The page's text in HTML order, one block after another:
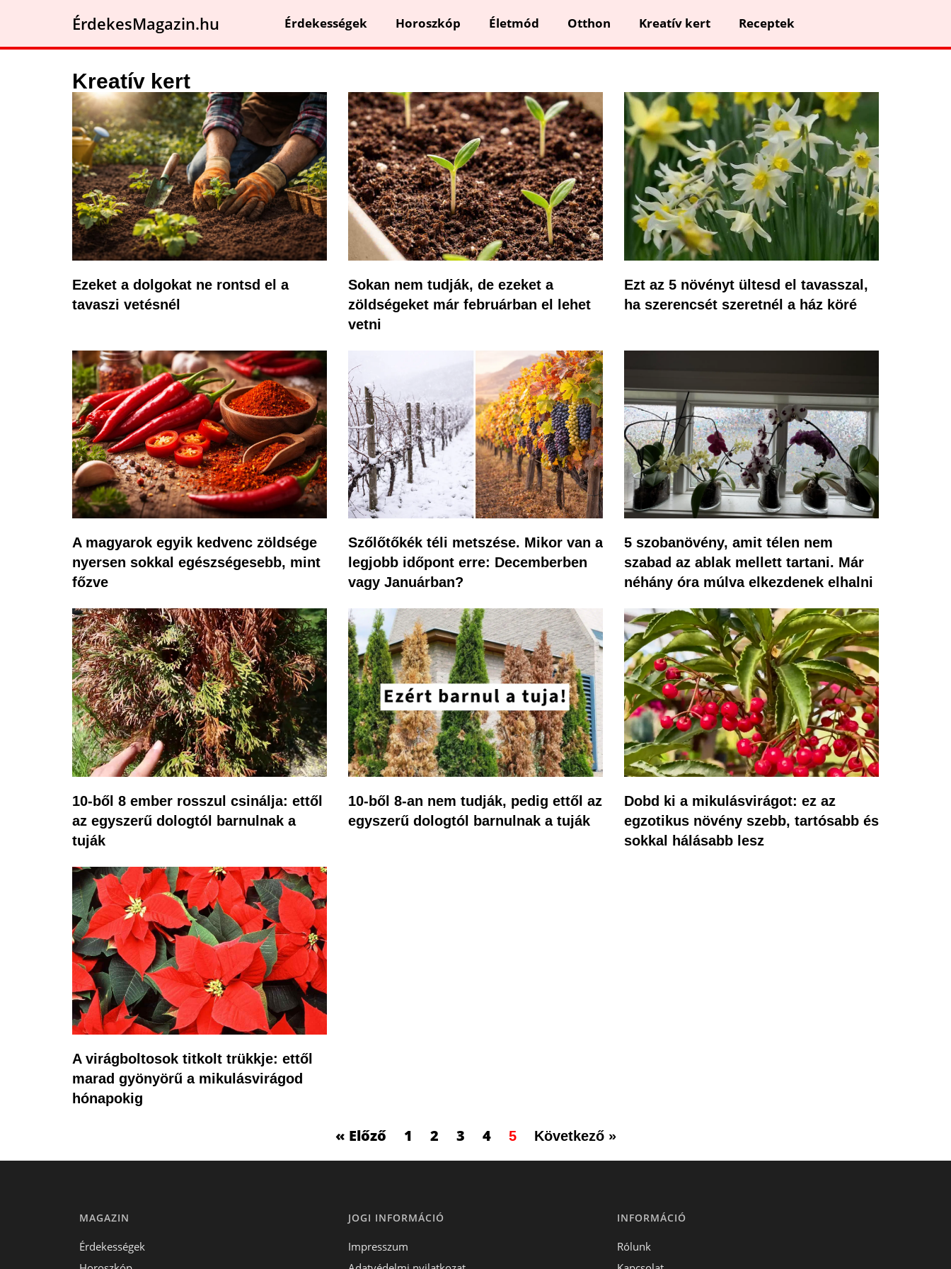
ÉrdekesMagazin.hu Érdekességek Horoszkóp Életmód Otthon Kreatív kert Receptek
Kreatív kert
Ezeket a dolgokat ne rontsd el a
tavaszi vetésnél
Sokan nem tudják, de ezeket a
zöldségeket már februárban el lehet
vetni
Ezt az 5 növényt ültesd el tavasszal,
ha szerencsét szeretnél a ház köré
A magyarok egyik kedvenc zöldsége
nyersen sokkal egészségesebb, mint
főzve
Szőlőtőkék téli metszése. Mikor van a
legjobb időpont erre: Decemberben
vagy Januárban?
5 szobanövény, amit télen nem
szabad az ablak mellett tartani. Már
néhány óra múlva elkezdenek elhalni
10-ből 8 ember rosszul csinálja: ettől
az egyszerű dologtól barnulnak a
tuják
10-ből 8-an nem tudják, pedig ettől az
egyszerű dologtól barnulnak a tuják
Dobd ki a mikulásvirágot: ez az
egzotikus növény szebb, tartósabb és
sokkal hálásabb lesz
A virágboltosok titkolt trükkje: ettől
marad gyönyörű a mikulásvirágod
hónapokig
« Előző 1 2 3 4 5 Következő »
MAGAZIN
Érdekességek
JOGI INFORMÁCIÓ
Impresszum
INFORMÁCIÓ
Rólunk